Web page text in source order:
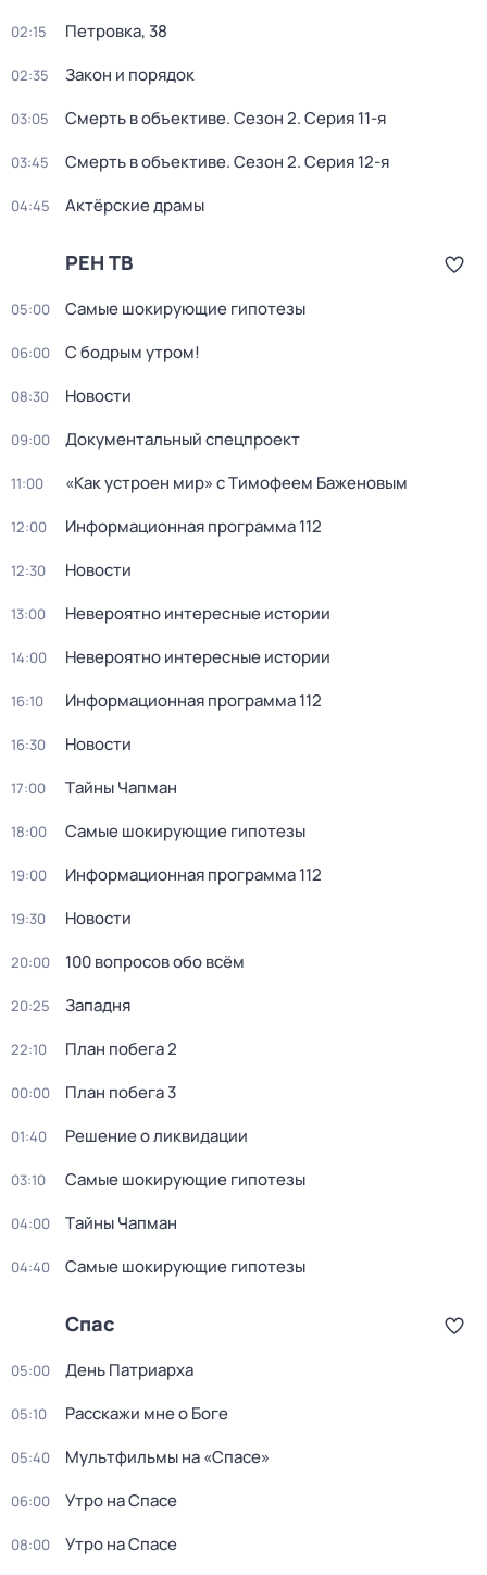
02:15 Петровка, 38
02:35 Закон и порядок
03:05 Смерть в объективе. Сезон 2. Серия 11-я
03:45 Смерть в объективе. Сезон 2. Серия 12-я
04:45 Актёрские драмы
РЕН ТВ
05:00 Самые шoкиpующие гипотезы
06:00 С бодрым утром!
08:30 Новости
09:00 Документальный спецпроект
11:00 «Как устроен мир» с Тимофеем Баженовым
12:00 Информационная программа 112
12:30 Новости
13:00 Невероятно интересные истории
14:00 Невероятно интересные истории
16:10 Информационная программа 112
16:30 Новости
17:00 Тaйны Чапман
18:00 Самые шoкиpующие гипотезы
19:00 Информационная программа 112
19:30 Новости
20:00 100 вопросов обо всём
20:25 Западня
22:10 План побега 2
00:00 План побега 3
01:40 Решение о ликвидации
03:10 Самые шoкиpующие гипотезы
04:00 Тaйны Чапман
04:40 Самые шoкиpующие гипотезы
Спас
05:00 День Патриарха
05:10 Расскажи мне о Боге
05:40 Мультфильмы на «Спасе»
06:00 Утро на Спасе
08:00 Утро на Спасе